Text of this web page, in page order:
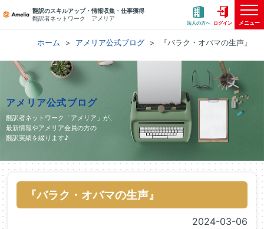
翻訳のスキルアップ・情報収集・仕事獲得
翻訳者ネットワーク アメリア
法人の方へ ログイン メニュー
ホーム アメリア公式ブログ 『バラク・オバマの生声』
アメリア公式ブログ
翻訳者ネットワーク「アメリア」が、
最新情報やアメリア会員の方の
翻訳実績を綴ります♪
『バラク・オバマの生声』
2024-03-06